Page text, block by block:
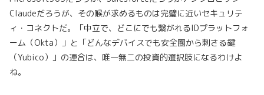
Claudeだろうが、その喉が求めるものは完璧に近いセキュリテ
ィ・コネクトだ。「中立で、どこにでも繋がれるIDプラットフォ
ーム（Okta）」と「どんなデバイスでも安全圏から刺さる鍵
（Yubico）」の連合は、唯一無二の投資的選択肢になるわけよ
ね。